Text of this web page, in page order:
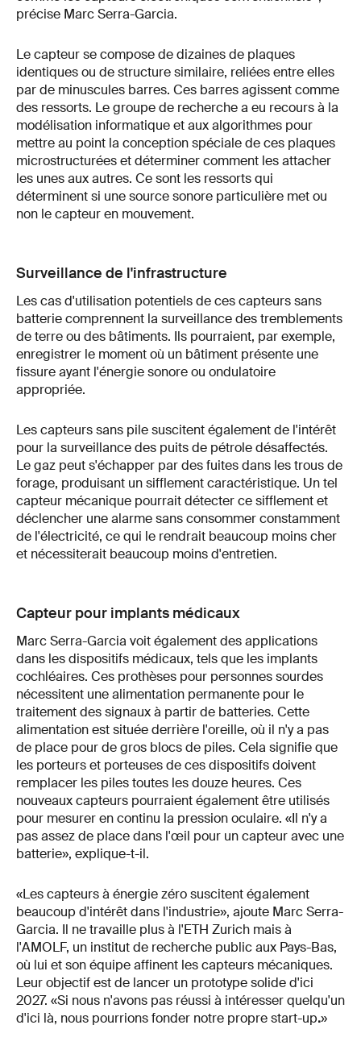
précise Marc Serra-Garcia.
Le capteur se compose de dizaines de plaques
identiques ou de structure similaire, reliées entre elles
par de minuscules barres. Ces barres agissent comme
des ressorts. Le groupe de recherche a eu recours à la
modélisation informatique et aux algorithmes pour
mettre au point la conception spéciale de ces plaques
microstructurées et déterminer comment les attacher
les unes aux autres. Ce sont les ressorts qui
déterminent si une source sonore particulière met ou
non le capteur en mouvement.
Surveillance de l'infrastructure
Les cas d'utilisation potentiels de ces capteurs sans
batterie comprennent la surveillance des tremblements
de terre ou des bâtiments. Ils pourraient, par exemple,
enregistrer le moment où un bâtiment présente une
fissure ayant l'énergie sonore ou ondulatoire
appropriée.
Les capteurs sans pile suscitent également de l'intérêt
pour la surveillance des puits de pétrole désaffectés.
Le gaz peut s'échapper par des fuites dans les trous de
forage, produisant un sifflement caractéristique. Un tel
capteur mécanique pourrait détecter ce sifflement et
déclencher une alarme sans consommer constamment
de l'électricité, ce qui le rendrait beaucoup moins cher
et nécessiterait beaucoup moins d'entretien.
Capteur pour implants médicaux
Marc Serra-Garcia voit également des applications
dans les dispositifs médicaux, tels que les implants
cochléaires. Ces prothèses pour personnes sourdes
nécessitent une alimentation permanente pour le
traitement des signaux à partir de batteries. Cette
alimentation est située derrière l'oreille, où il n'y a pas
de place pour de gros blocs de piles. Cela signifie que
les porteurs et porteuses de ces dispositifs doivent
remplacer les piles toutes les douze heures. Ces
nouveaux capteurs pourraient également être utilisés
pour mesurer en continu la pression oculaire. «Il n'y a
pas assez de place dans l'œil pour un capteur avec une
batterie», explique-t-il.
«Les capteurs à énergie zéro suscitent également
beaucoup d'intérêt dans l'industrie», ajoute Marc Serra-
Garcia. Il ne travaille plus à l'ETH Zurich mais à
l'AMOLF, un institut de recherche public aux Pays-Bas,
où lui et son équipe affinent les capteurs mécaniques.
Leur objectif est de lancer un prototype solide d'ici
2027. «Si nous n'avons pas réussi à intéresser quelqu'un
d'ici là, nous pourrions fonder notre propre start-up.»